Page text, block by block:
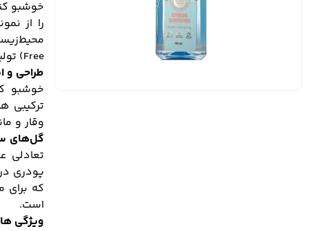
را از
Free) تولید شده است.
طراحی و
ترکیبی
وقار و
گل‌های
تعادلی
پودری
که برای
است.
ویژگی